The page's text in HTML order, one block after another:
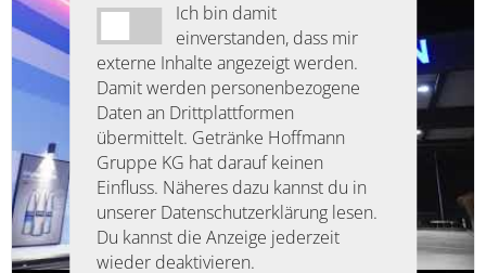
Ich bin damit
einverstanden, dass mir
externe Inhalte angezeigt werden.
Damit werden personenbezogene
Daten an Drittplattformen
übermittelt. Getränke Hoffmann
Gruppe KG hat darauf keinen
Einfluss. Näheres dazu kannst du in
unserer Datenschutzerklärung lesen.
Du kannst die Anzeige jederzeit
wieder deaktivieren.